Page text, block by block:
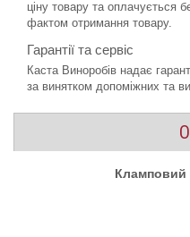
ціну товару та оплачується
фактом отримання товару.
Гарантії та сервіс
Каста Виноробів надає
за винятком допоміжних та
Кламповий